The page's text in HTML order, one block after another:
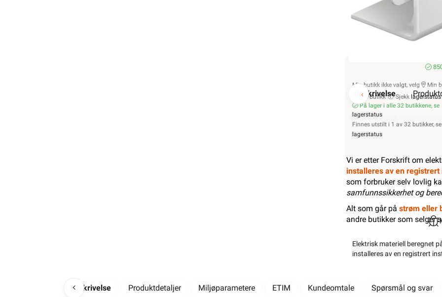
Beskrivelse
Tilbehør minikanaler
Vi er etter Forskrift om
installeres av en registrert
som forbruker selv lovlig
samfunnssikkerhet og
Alt som går på strøm eller
andre butikker som selger
Min butikk ikke valgt, velg
Min
Hent-i-Butikk
Sjekk lagerstatus
På lager i alle 32 butikkene, se
lagerstatus
Finnes utstilt i 1 av 32 butikker, se
lagerstatus
Elektrisk materiell beregnet
installeres av en registrert
Beskrivelse Produktdetaljer Miljøparametere ETIM Kundeomtale Spørsmål og svar